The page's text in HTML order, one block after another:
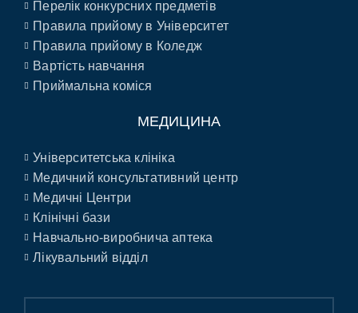
Перелік конкурсних предметів
Правила прийому в Університет
Правила прийому в Коледж
Вартість навчання
Приймальна коміся
МЕДИЦИНА
Університетська клініка
Медичний консультативний центр
Медичні Центри
Клінічні бази
Навчально-виробнича аптека
Лікувальний відділ